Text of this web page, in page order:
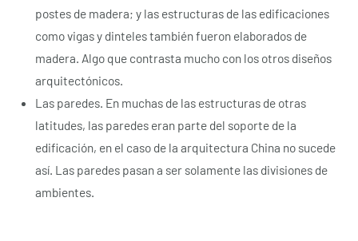
postes de madera; y las estructuras de las edificaciones
como vigas y dinteles también fueron elaborados de
madera. Algo que contrasta mucho con los otros diseños
arquitectónicos.
Las paredes. En muchas de las estructuras de otras
latitudes, las paredes eran parte del soporte de la
edificación, en el caso de la arquitectura China no sucede
así. Las paredes pasan a ser solamente las divisiones de
ambientes.